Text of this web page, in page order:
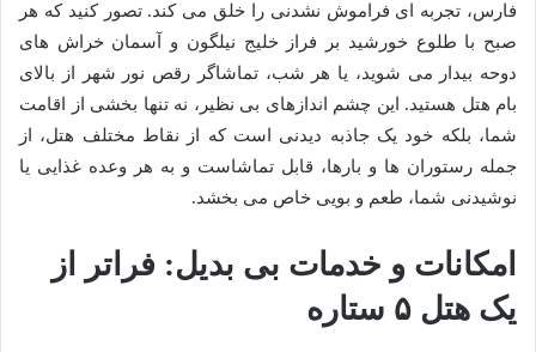
فارس، تجربه ای فراموش نشدنی را خلق می کند. تصور کنید که هر
صبح با طلوع خورشید بر فراز خلیج نیلگون و آسمان خراش های
دوحه بیدار می شوید، یا هر شب، تماشاگر رقص نور شهر از بالای
بام هتل هستید. این چشم اندازهای بی نظیر، نه تنها بخشی از اقامت
شما، بلکه خود یک جاذبه دیدنی است که از نقاط مختلف هتل، از
جمله رستوران ها و بارها، قابل تماشاست و به هر وعده غذایی یا
نوشیدنی شما، طعم و بویی خاص می بخشد.
امکانات و خدمات بی بدیل: فراتر از
یک هتل ۵ ستاره